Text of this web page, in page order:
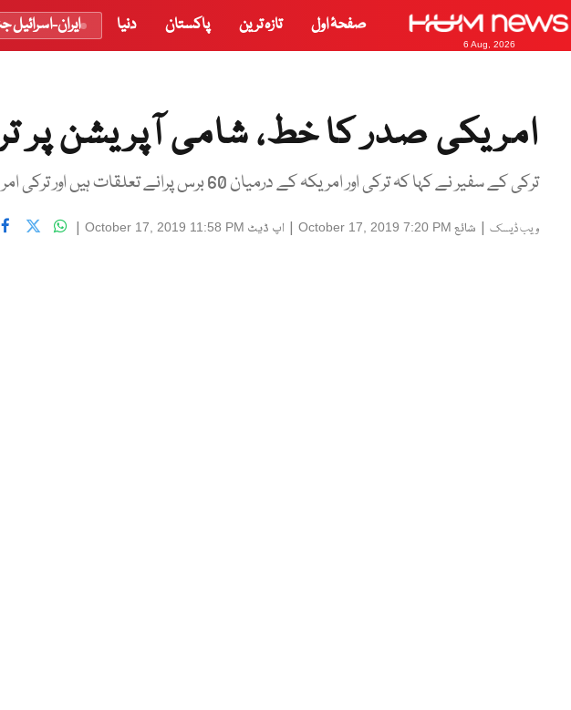
6 Aug, 2026
صفحۂ اول تازہ ترین پاکستان دنیا ایران-
امریکی صدر کا خط، شامی آپریشن پر
ترکی کے سفیر نے کہا کہ ترکی اور امریکہ کے درمیان 60 برس پرانے تعلقات ہیں اور ترکی امریکہ کا اتحادی بھی ہے۔
ویب ڈیسک | شائع October 17, 2019 7:20 PM
| اپ ڈیٹ October 17, 2019 11:58 PM
|